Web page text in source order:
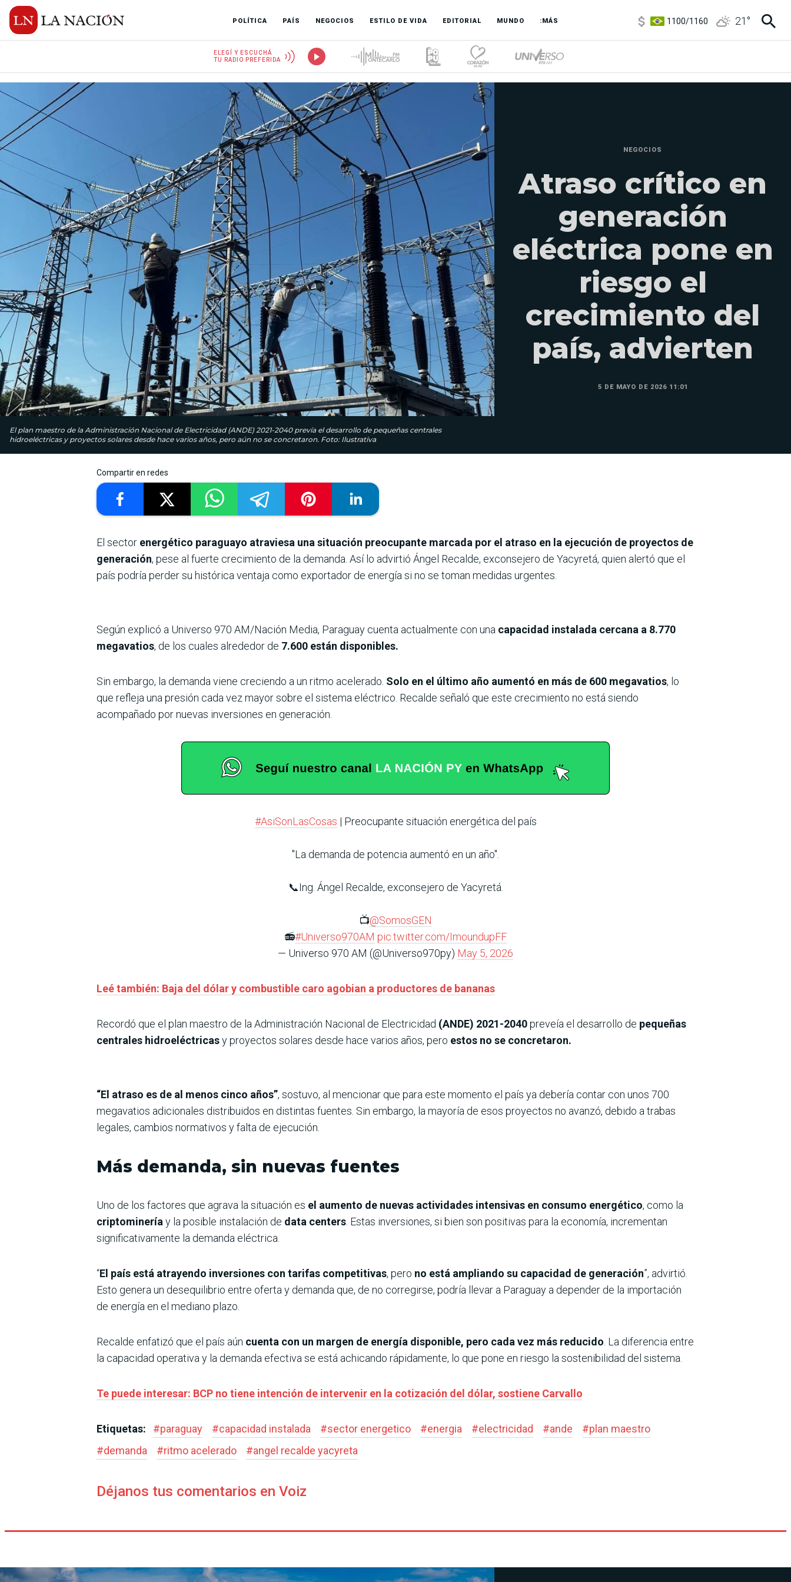
POLÍTICA PAÍS NEGOCIOS ESTILO DE VIDA EDITORIAL MUNDO :MÁS
3,8/4
21 °
ELEGÍ Y ESCUCHÁ
TU RADIO PREFERIDA
El plan maestro de la Administración Nacional de Electricidad (ANDE) 2021-2040 prevía el desarrollo de pequeñas centrales
hidroeléctricas y proyectos solares desde hace varios años, pero aún no se concretaron. Foto: Ilustrativa
NEGOCIOS
Atraso crítico en
generación
eléctrica pone en
riesgo el
crecimiento del
país, advierten
5 DE MAYO DE 2026 11:01
Compartir en redes
El sector energético paraguayo atraviesa una situación preocupante marcada por el atraso en la ejecución de proyectos de
generación, pese al fuerte crecimiento de la demanda. Así lo advirtió Ángel Recalde, exconsejero de Yacyretá, quien alertó que el
país podría perder su histórica ventaja como exportador de energía si no se toman medidas urgentes.
Según explicó a Universo 970 AM/Nación Media, Paraguay cuenta actualmente con una capacidad instalada cercana a 8.770
megavatios, de los cuales alrededor de 7.600 están disponibles.
Sin embargo, la demanda viene creciendo a un ritmo acelerado. Solo en el último año aumentó en más de 600 megavatios, lo
que refleja una presión cada vez mayor sobre el sistema eléctrico. Recalde señaló que este crecimiento no está siendo
acompañado por nuevas inversiones en generación.
#AsiSonLasCosas | Preocupante situación energética del país
"La demanda de potencia aumentó en un año".
📞Ing. Ángel Recalde, exconsejero de Yacyretá.
📺@SomosGEN
📻#Universo970AM pic.twitter.com/ImoundupFF
— Universo 970 AM (@Universo970py) May 5, 2026
Leé también: Baja del dólar y combustible caro agobian a productores de bananas
Recordó que el plan maestro de la Administración Nacional de Electricidad (ANDE) 2021-2040preveía el desarrollo de pequeñas
centrales hidroeléctricasy proyectos solares desde hace varios años, pero estos no se concretaron.
“El atraso es de al menos cinco años”, sostuvo, al mencionar que para este momento el país ya debería contar con unos 700
megavatios adicionales distribuidos en distintas fuentes. Sin embargo, la mayoría de esos proyectos no avanzó, debido a trabas
legales, cambios normativos y falta de ejecución.
Más demanda, sin nuevas fuentes
Uno de los factores que agrava la situación es el aumento de nuevas actividades intensivas en consumo energético, como la
criptominería y la posible instalación de data centers . Estas inversiones, si bien son positivas para la economía, incrementan
significativamente la demanda eléctrica.
“El país está atrayendo inversiones con tarifas competitivas, pero no está ampliando su capacidad de generación”, advirtió.
Esto genera un desequilibrio entre oferta y demanda que, de no corregirse, podría llevar a Paraguay a depender de la importación
de energía en el mediano plazo.
Recalde enfatizó que el país aún cuenta con un margen de energía disponible, pero cada vez más reducido . La diferencia entre
la capacidad operativa y la demanda efectiva se está achicando rápidamente, lo que pone en riesgo la sostenibilidad del sistema.
Te puede interesar: BCP no tiene intención de intervenir en la cotización del dólar, sostiene Carvallo
Etiquetas: #paraguay #capacidad instalada #sector energetico #energia #electricidad #ande #plan maestro
#demanda #ritmo acelerado #angel recalde yacyreta
Déjanos tus comentarios en Voiz